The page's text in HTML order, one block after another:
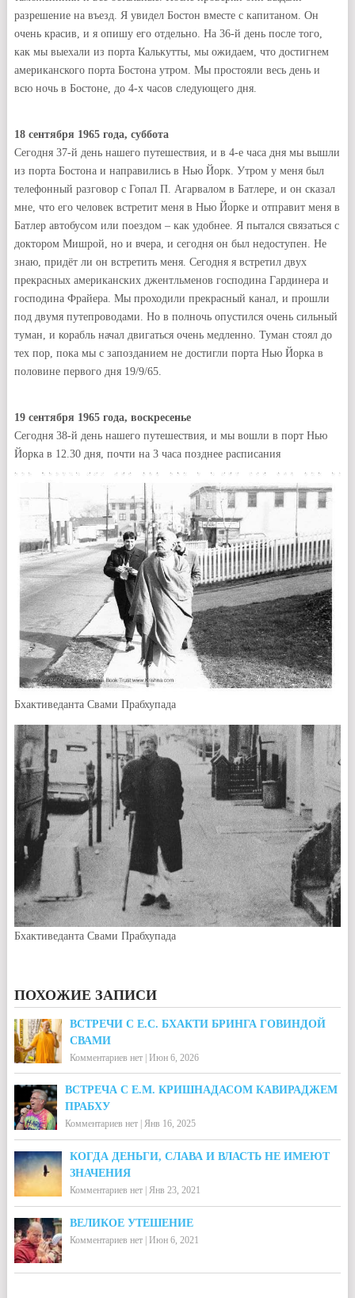
разрешение на въезд. Я увидел Бостон вместе с капитаном. Он
очень красив, и я опишу его отдельно. На 36-й день после того,
как мы выехали из порта Калькутты, мы ожидаем, что достигнем
американского порта Бостона утром. Мы простояли весь день и
всю ночь в Бостоне, до 4-х часов следующего дня.
18 сентября 1965 года, суббота
Сегодня 37-й день нашего путешествия, и в 4-е часа дня мы вышли
из порта Бостона и направились в Нью Йорк. Утром у меня был
телефонный разговор с Гопал П. Агарвалом в Батлере, и он сказал
мне, что его человек встретит меня в Нью Йорке и отправит меня в
Батлер автобусом или поездом – как удобнее. Я пытался связаться с
доктором Мишрой, но и вчера, и сегодня он был недоступен. Не
знаю, придёт ли он встретить меня. Сегодня я встретил двух
прекрасных американских джентльменов господина Гардинера и
господина Фрайера. Мы проходили прекрасный канал, и прошли
под двумя путепроводами. Но в полночь опустился очень сильный
туман, и корабль начал двигаться очень медленно. Туман стоял до
тех пор, пока мы с запозданием не достигли порта Нью Йорка в
половине первого дня 19/9/65.
19 сентября 1965 года, воскресенье
Сегодня 38-й день нашего путешествия, и мы вошли в порт Нью
Йорка в 12.30 дня, почти на 3 часа позднее расписания
Бхактиведанта Свами Прабхупада
Бхактиведанта Свами Прабхупада
ПОХОЖИЕ ЗАПИСИ
ВСТРЕЧИ С Е.С. БХАКТИ БРИНГА ГОВИНДОЙ
СВАМИ
Комментариев нет| Июн 6, 2026
ВСТРЕЧА С Е.М. КРИШНАДАСОМ КАВИРАДЖЕМ
ПРАБХУ
Комментариев нет| Янв 16, 2025
КОГДА ДЕНЬГИ, СЛАВА И ВЛАСТЬ НЕ ИМЕЮТ
ЗНАЧЕНИЯ
Комментариев нет| Янв 23, 2021
ВЕЛИКОЕ УТЕШЕНИЕ
Комментариев нет| Июн 6, 2021